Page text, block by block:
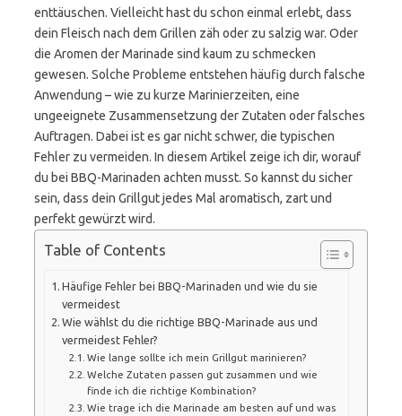
enttäuschen. Vielleicht hast du schon einmal erlebt, dass
dein Fleisch nach dem Grillen zäh oder zu salzig war. Oder
die Aromen der Marinade sind kaum zu schmecken
gewesen. Solche Probleme entstehen häufig durch falsche
Anwendung – wie zu kurze Marinierzeiten, eine
ungeeignete Zusammensetzung der Zutaten oder falsches
Auftragen. Dabei ist es gar nicht schwer, die typischen
Fehler zu vermeiden. In diesem Artikel zeige ich dir, worauf
du bei BBQ-Marinaden achten musst. So kannst du sicher
sein, dass dein Grillgut jedes Mal aromatisch, zart und
perfekt gewürzt wird.
Table of Contents
Häufige Fehler bei BBQ-Marinaden und wie du sie
vermeidest
Wie wählst du die richtige BBQ-Marinade aus und
vermeidest Fehler?
Wie lange sollte ich mein Grillgut marinieren?
Welche Zutaten passen gut zusammen und wie
finde ich die richtige Kombination?
Wie trage ich die Marinade am besten auf und was